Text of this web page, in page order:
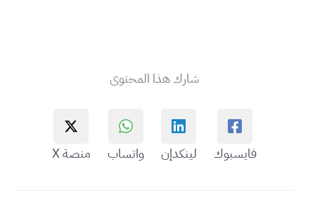
شارك هذا المحتوى
فايسبوك لينكدإن واتساب منصة X